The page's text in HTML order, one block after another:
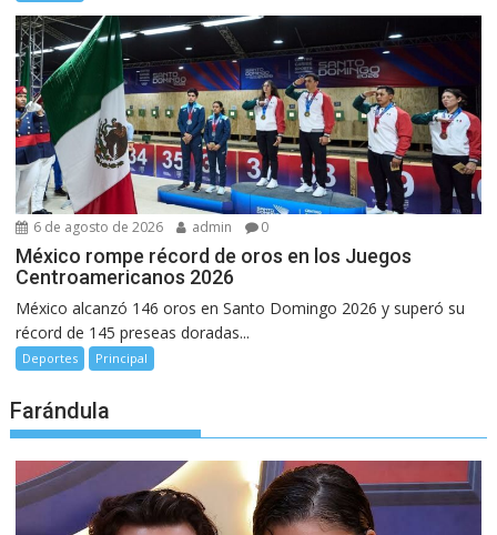
6 de agosto de 2026 admin 0
México rompe récord de oros en los Juegos
Centroamericanos 2026
México alcanzó 146 oros en Santo Domingo 2026 y superó su
récord de 145 preseas doradas...
Deportes Principal
Farándula